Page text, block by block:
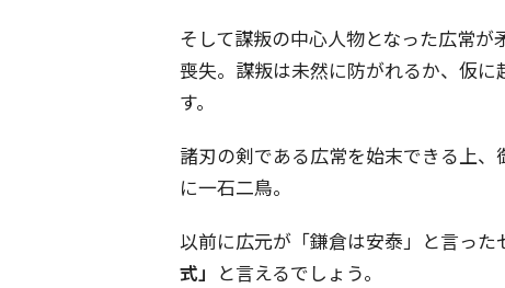
そして謀叛の中心人物となった広常
喪失。謀叛は未然に防がれるか、仮
す。
諸刃の剣である広常を始末できる上
に一石二鳥。
以前に広元が「鎌倉は安泰」と言った
式」 と言えるでしょう。